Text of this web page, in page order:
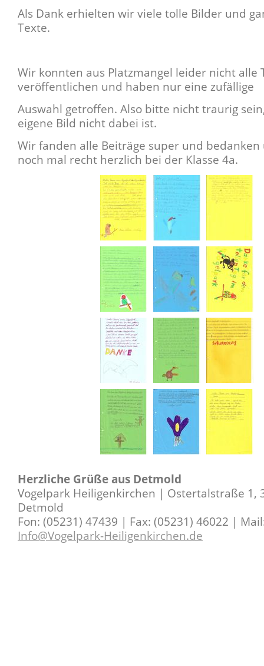
Als Dank erhielten wir viele tolle Bilder und
Texte.
Wir konnten aus Platzmangel leider nicht alle
veröffentlichen und haben nur eine zufällige
Auswahl getroffen. Also bitte nicht traurig
eigene Bild nicht dabei ist.
Wir fanden alle Beiträge super und bedanken
noch mal recht herzlich bei der Klasse 4a.
Herzliche Grüße aus Detmold
Vogelpark Heiligenkirchen | Ostertalstraße 1,
Detmold
Fon: (05231) 47439 | Fax: (05231) 46022 |
Info@Vogelpark-Heiligenkirchen.de